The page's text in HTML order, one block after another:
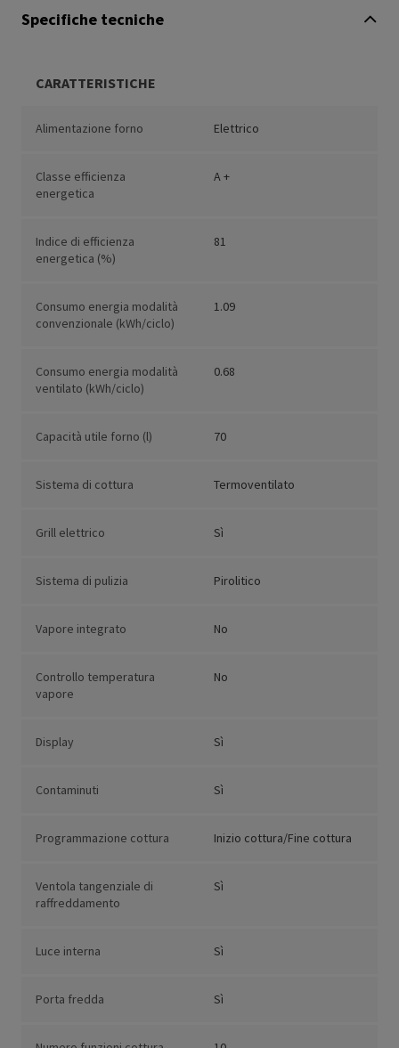
Specifiche tecniche
CARATTERISTICHE
Alimentazione forno Elettrico
Classe efficienza
energetica
A +
Indice di efficienza
energetica (%)
81
Consumo energia modalità
convenzionale (kWh/ciclo)
1.09
Consumo energia modalità
ventilato (kWh/ciclo)
0.68
Capacità utile forno (l) 70
Sistema di cottura Termoventilato
Grill elettrico Sì
Sistema di pulizia Pirolitico
Vapore integrato No
Controllo temperatura
vapore
No
Display Sì
Contaminuti Sì
Programmazione cottura Inizio cottura/Fine cottura
Ventola tangenziale di
raffreddamento
Sì
Luce interna Sì
Porta fredda Sì